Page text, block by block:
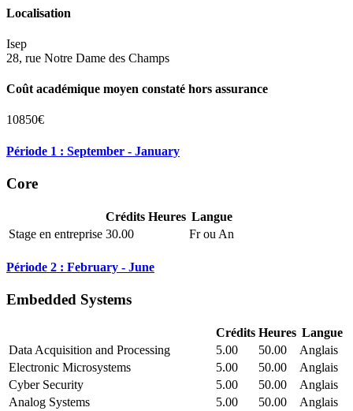
Localisation
Isep
28, rue Notre Dame des Champs
Coût académique moyen constaté hors assurance
10850€
Période 1 : September - January
Core
Crédits Heures Langue
Stage en entreprise 30.00 Fr ou An
Période 2 : February - June
Embedded Systems
Crédits Heures Langue
Data Acquisition and Processing
5.00 50.00
Anglais
Electronic Microsystems
5.00 50.00
Anglais
Cyber Security
5.00 50.00
Anglais
Analog Systems
5.00 50.00
Anglais